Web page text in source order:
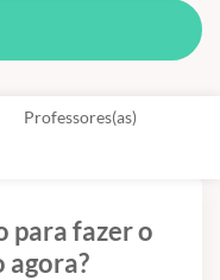
Professores(as)
para fazer o
agora?